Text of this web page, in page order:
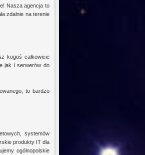
Nasza agencja to
zdalnie na terenie
kogoś całkowicie
jak i serwerów do
to bardzo
systemów
produkty IT dla
ogólnopolskie